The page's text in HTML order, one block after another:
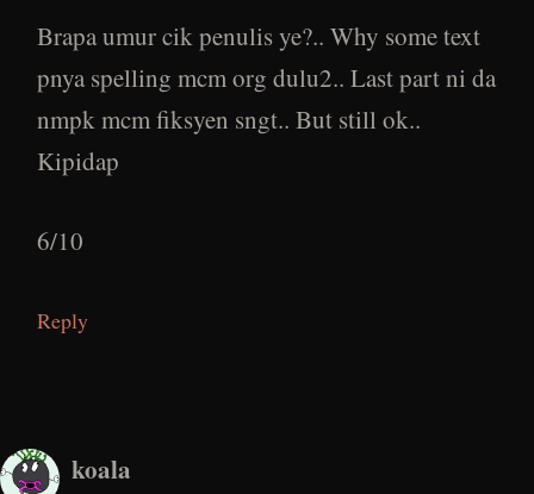
Brapa umur cik penulis ye?.. Why some text
pnya spelling mcm org dulu2.. Last part ni da
nmpk mcm fiksyen sngt.. But still ok..
Kipidap
6/10
Reply
koala